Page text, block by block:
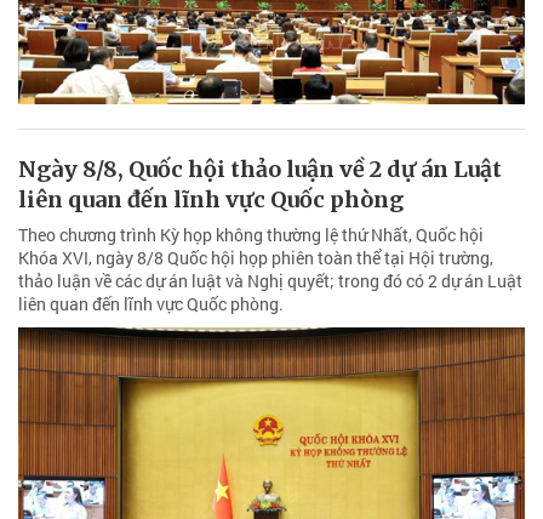
Ngày 8/8, Quốc hội thảo luận về 2 dự án Luật
liên quan đến lĩnh vực Quốc phòng
Theo chương trình Kỳ họp không thường lệ thứ Nhất, Quốc hội
Khóa XVI, ngày 8/8 Quốc hội họp phiên toàn thể tại Hội trường,
thảo luận về các dự án luật và Nghị quyết; trong đó có 2 dự án Luật
liên quan đến lĩnh vực Quốc phòng.